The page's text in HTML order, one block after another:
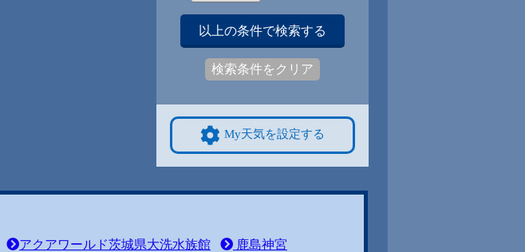
以上の条件で検索する
検索条件をクリア
My天気を設定する
アクアワールド茨城県大洗水族館
鹿島神宮